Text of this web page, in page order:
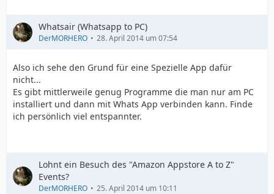
Whatsair (Whatsapp to PC)
DerMORHERO 28. April 2014 um 07:54
Also ich sehe den Grund für eine Spezielle App dafür
nicht...
Es gibt mittlerweile genug Programme die man nur am PC
installiert und dann mit Whats App verbinden kann. Finde
ich persönlich viel entspannter.
Lohnt ein Besuch des "Amazon Appstore A to Z"
Events?
DerMORHERO 25. April 2014 um 10:11